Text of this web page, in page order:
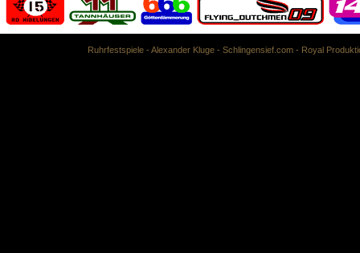
Ruhrfestspiele - Alexander Kluge - Schlingensief.com - Royal